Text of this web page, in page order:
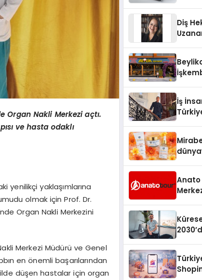
Organ Nakli Merkezi açtı.
ve hasta odaklı
yenilikçi yaklaşımlarına
olmak için Prof. Dr.
Organ Nakli Merkezini
Merkezi Müdürü ve Genel
en önemli başarılarından
düşen hastalar için organ
Diş
İş
Anato